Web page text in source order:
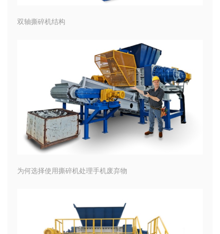
双轴撕碎机结构
为何选择使用撕碎机处理手机废弃物